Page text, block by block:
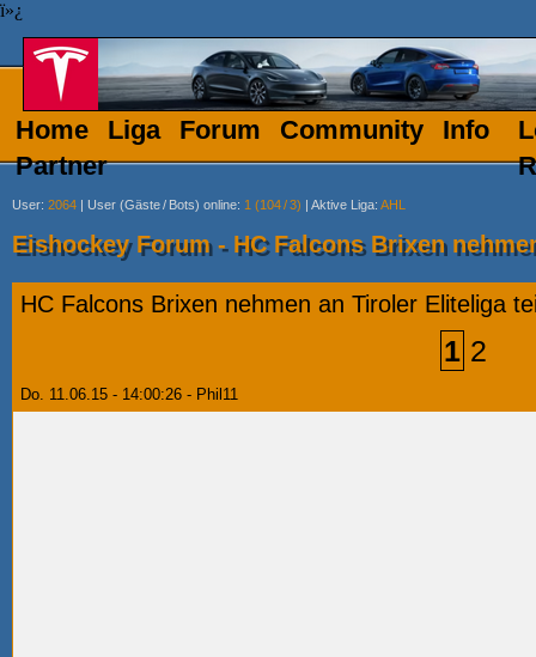
ï»¿
Home Liga Forum Community
Info
Partner
User: 2064 | User (Gäste/ Bots) online: 1 (104/3) | Aktive Liga: AHL
Eishockey Forum - HC Falcons Brixen
HC Falcons Brixen nehmen an Tiroler Eliteliga
1 2
Do. 11.06.15 - 14:00:26 - Phil11